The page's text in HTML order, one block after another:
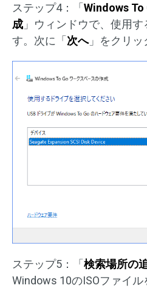
ステップ4：「Windows
成 」ウィンドウで、使用
す。次に「次へ」をクリッ
ステップ5：「 検索場所の
Windows 10のISOファイ